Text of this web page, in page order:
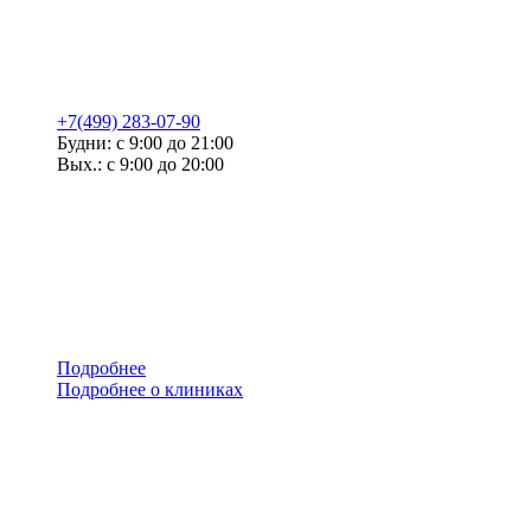
+7(499) 283-07-90
Будни: с 9:00 до 21:00
Вых.: с 9:00 до 20:00
Подробнее
Подробнее о клиниках